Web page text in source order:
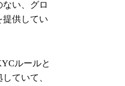
い、グロ
提供してい
ルールと
ていて、